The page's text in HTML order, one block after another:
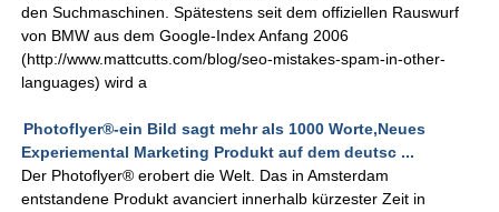
den Suchmaschinen. Spätestens seit dem offiziellen Rauswurf
von BMW aus dem Google-Index Anfang 2006
(http://www.mattcutts.com/blog/seo-mistakes-spam-in-other-
languages) wird a
Photoflyer®-ein Bild sagt mehr als 1000 Worte,Neues
Experiemental Marketing Produkt auf dem deutsc ...
Der Photoflyer® erobert die Welt. Das in Amsterdam
entstandene Produkt avanciert innerhalb kürzester Zeit in